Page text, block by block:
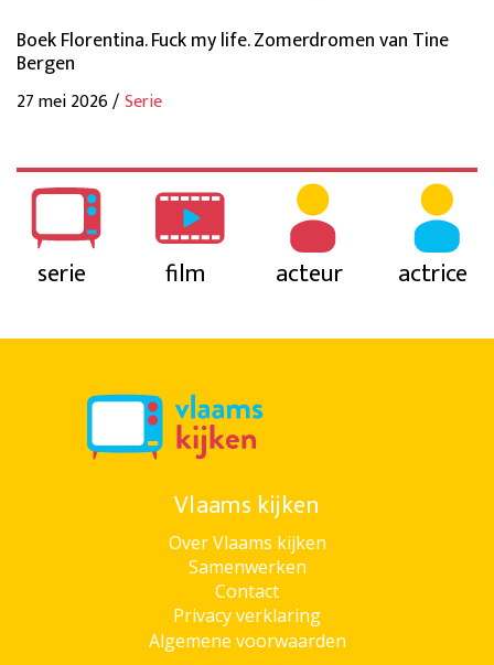
Boek Florentina. Fuck my life. Zomerdromen van Tine
Bergen
27 mei 2026 /Serie
serie film acteur actrice
Vlaams kijken
Over Vlaams kijken
Samenwerken
Contact
Privacy verklaring
Algemene voorwaarden